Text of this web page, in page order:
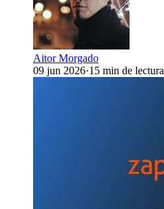
Aitor Morgado
09 jun 2026·15 min de lectura